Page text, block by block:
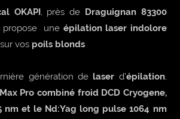
OKAPI, près de Draguignan 83300
propose une épilation laser indolore
vos poils blonds
génération de laser d'épilation,
Pro combiné froid DCD Cryogene,
nm et le Nd:Yag long pulse 1064 nm